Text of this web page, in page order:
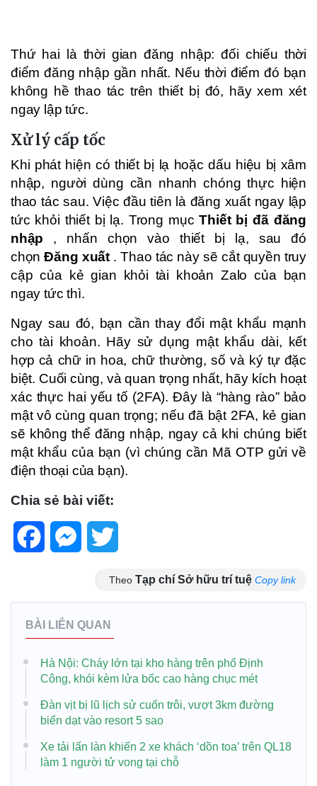
Thứ hai là thời gian đăng nhập: đối chiếu thời
điểm đăng nhập gần nhất. Nếu thời điểm đó bạn
không hề thao tác trên thiết bị đó, hãy xem xét
ngay lập tức.
Xử lý cấp tốc
Khi phát hiện có thiết bị lạ hoặc dấu hiệu bị xâm
nhập, người dùng cần nhanh chóng thực hiện
thao tác sau. Việc đầu tiên là đăng xuất ngay lập
tức khỏi thiết bị lạ. Trong mụcThiết bị đã đăng
nhập , nhấn chọn vào thiết bị lạ, sau đó
chọnĐăng xuất . Thao tác này sẽ cắt quyền truy
cập của kẻ gian khỏi tài khoản Zalo của bạn
ngay tức thì.
Ngay sau đó, bạn cần thay đổi mật khẩu mạnh
cho tài khoản. Hãy sử dụng mật khẩu dài, kết
hợp cả chữ in hoa, chữ thường, số và ký tự đặc
biệt. Cuối cùng, và quan trọng nhất, hãy kích hoạt
xác thực hai yếu tố (2FA). Đây là “hàng rào” bảo
mật vô cùng quan trọng; nếu đã bật 2FA, kẻ gian
sẽ không thể đăng nhập, ngay cả khi chúng biết
mật khẩu của bạn (vì chúng cần Mã OTP gửi về
điện thoại của bạn).
Chia sẻ bài viết:
FacebookMessenger
Theo Tạp chí Sở hữu trí tuệ Copy link
BÀI LIÊN QUAN
Hà Nội: Cháy lớn tại kho hàng trên phố Định
Công, khói kèm lửa bốc cao hàng chục mét
Đàn vịt bị lũ lịch sử cuốn trôi, vượt 3km đường
biển dạt vào resort 5 sao
Xe tải lấn làn khiến 2 xe khách ‘dồn toa’ trên QL18
làm 1 người tử vong tại chỗ